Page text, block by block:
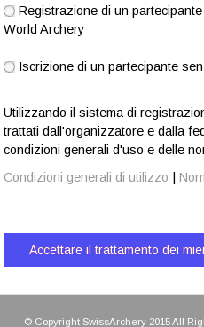
Registrazione di un
World Archery
Iscrizione di un partecipante
Utilizzando il sistema di
trattati dall'organizzatore e dalla
condizioni generali d'uso e delle
Condizioni generali di utilizzo
© Copyright SwissArchery 2015 All